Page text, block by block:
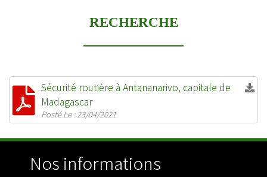
RECHERCHE
Sécurité routière à Antananarivo, capitale de
Madagascar
Posté Le : 23/04/2021
Nos informations